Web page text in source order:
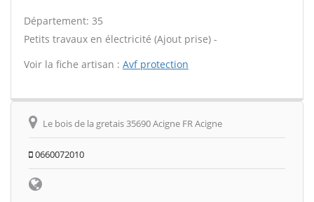
Département: 35
Petits travaux en électricité (Ajout prise) -
Voir la fiche artisan : Avf protection
Le bois de la gretais 35690 Acigne FR Acigne
0660072010